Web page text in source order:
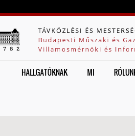
TÁVKÖZLÉSI ÉS
Budapesti Műszaki és
Villamosmérnöki és
HALLGATÓKNAK MI